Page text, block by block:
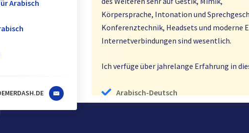
Arabisch
Körpersprache, Intonation und
Konferenztechnik, Headsets und moderne
Internetverbindungen sind wesentlich.
Ich verfüge über jahrelange Erfahrung in
Arabisch-Deutsch